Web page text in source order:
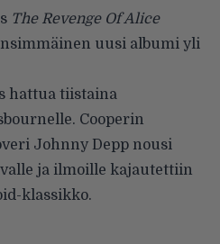
The Revenge Of Alice
uusi albumi yli
hattua tiistaina
Cooperin
Johnny Depp nousi
ja ilmoille kajautettiin
klassikko.